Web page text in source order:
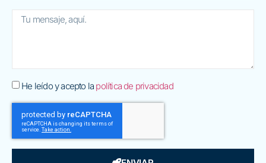
He leído y acepto la política de privacidad